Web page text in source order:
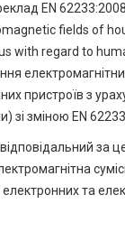
EN
fields of
with regard to
пристроїв з
зі зміною EN
за
та